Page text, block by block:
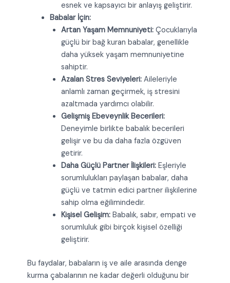
esnek ve kapsayıcı bir anlayış geliştirir.
Babalar İçin:
Artan Yaşam Memnuniyeti:Çocuklarıyla
güçlü bir bağ kuran babalar, genellikle
daha yüksek yaşam memnuniyetine
sahiptir.
Azalan Stres Seviyeleri:Aileleriyle
anlamlı zaman geçirmek, iş stresini
azaltmada yardımcı olabilir.
Gelişmiş Ebeveynlik Becerileri:
Deneyimle birlikte babalık becerileri
gelişir ve bu da daha fazla özgüven
getirir.
Daha Güçlü Partner İlişkileri:Eşleriyle
sorumlulukları paylaşan babalar, daha
güçlü ve tatmin edici partner ilişkilerine
sahip olma eğilimindedir.
Kişisel Gelişim:Babalık, sabır, empati ve
sorumluluk gibi birçok kişisel özelliği
geliştirir.
Bu faydalar, babaların iş ve aile arasında denge
kurma çabalarının ne kadar değerli olduğunu bir